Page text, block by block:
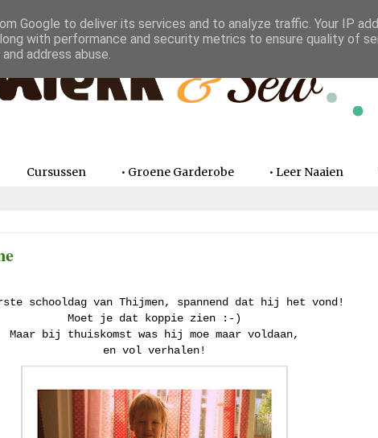
Cursussen • Groene Garderobe • Leer Naaien
schooldag van Thijmen, spannend dat hij het vond!
Moet je dat koppie zien :-)
Maar bij thuiskomst was hij moe maar voldaan,
en vol verhalen!
Google to deliver its services and to analyze traffic. Your IP
with performance and security metrics to ensure quality of
address abuse.